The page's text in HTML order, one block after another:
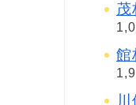
茂
館